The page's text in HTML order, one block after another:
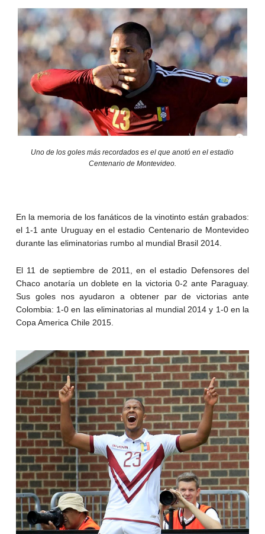
Uno de los goles más recordados es el que anotó en el estadio
Centenario de Montevideo.
En la memoria de los fanáticos de la vinotinto están grabados:
el 1-1 ante Uruguay en el estadio Centenario de Montevideo
durante las eliminatorias rumbo al mundial Brasil 2014.
El 11 de septiembre de 2011, en el estadio Defensores del
Chaco anotaría un doblete en la victoria 0-2 ante Paraguay.
Sus goles nos ayudaron a obtener par de victorias ante
Colombia: 1-0 en las eliminatorias al mundial 2014 y 1-0 en la
Copa America Chile 2015.